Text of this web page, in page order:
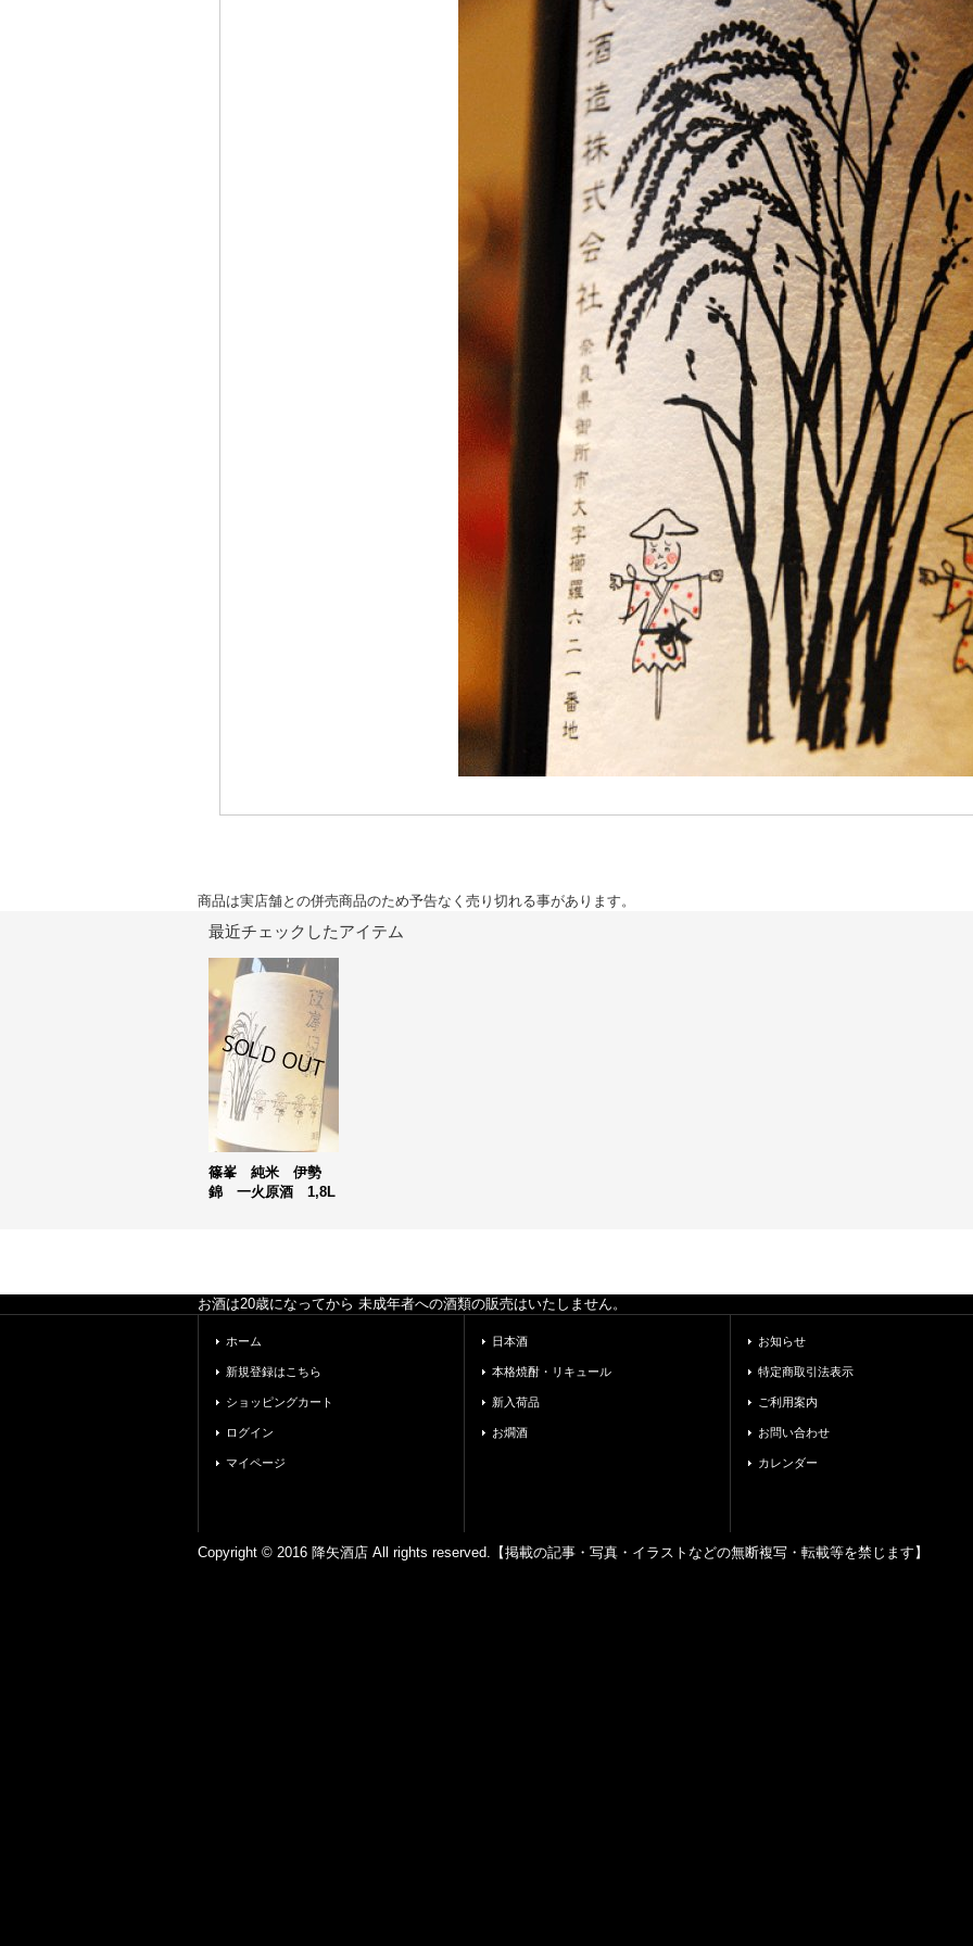
商品は実店舗との併売商品のため予告なく売り切れる事があります。
最近チェックしたアイテム
篠峯 純米 伊勢
錦 一火原酒 1,8L
お酒は20歳になってから 未成年者への酒類の販売はいたしません。
ホーム
新規登録はこちら
ショッピングカート
ログイン
マイページ
日本酒
本格焼酎・リキュール
新入荷品
お燗酒
お知らせ
特定商取引法表示
ご利用案内
お問い合わせ
カレンダー
Copyright © 2016 降矢酒店 All rights reserved.【掲載の記事・写真・イラストなどの無断複写・転載等を禁じます】